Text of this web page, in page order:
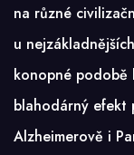
na různé
u
konopné podobě
blahodárný efekt
Alzheimerově i